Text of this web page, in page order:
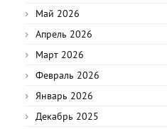
Май 2026
Апрель 2026
Март 2026
Февраль 2026
Январь 2026
Декабрь 2025